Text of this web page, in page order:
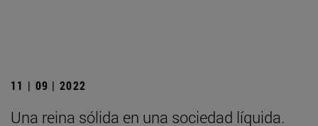
11 | 09 | 2022
Una reina sólida en una sociedad líquida.